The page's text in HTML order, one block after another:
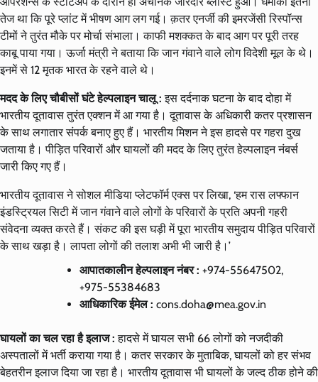
तेज था कि पूरे प्लांट में भीषण आग लग गई। क़तर एनर्जी की इमरजेंसी रिस्पॉन्स
टीमों ने तुरंत मौके पर मोर्चा संभाला। काफी मशक्कत के बाद आग पर पूरी तरह
काबू पाया गया। ऊर्जा मंत्री ने बताया कि जान गंवाने वाले लोग विदेशी मूल के थे।
इनमें से 12 मृतक भारत के रहने वाले थे।
मदद के लिए चौबीसों घंटे हेल्पलाइन चालू : इस दर्दनाक घटना के बाद दोहा में
भारतीय दूतावास तुरंत एक्शन में आ गया है। दूतावास के अधिकारी कतर प्रशासन
के साथ लगातार संपर्क बनाए हुए हैं। भारतीय मिशन ने इस हादसे पर गहरा दुख
जताया है। पीड़ित परिवारों और घायलों की मदद के लिए तुरंत हेल्पलाइन नंबर्स
जारी किए गए हैं।
भारतीय दूतावास ने सोशल मीडिया प्लेटफॉर्म एक्स पर लिखा, ‘हम रास लफ्फान
इंडस्ट्रियल सिटी में जान गंवाने वाले लोगों के परिवारों के प्रति अपनी गहरी
संवेदना व्यक्त करते हैं। संकट की इस घड़ी में पूरा भारतीय समुदाय पीड़ित परिवारों
के साथ खड़ा है। लापता लोगों की तलाश अभी भी जारी है।’
आपातकालीन हेल्पलाइन नंबर : +974-55647502,
+975-55384683
आधिकारिक ईमेल : cons.doha@mea.gov.in
घायलों का चल रहा है इलाज : हादसे में घायल सभी 66 लोगों को नजदीकी
अस्पतालों में भर्ती कराया गया है। कतर सरकार के मुताबिक, घायलों को हर संभव
बेहतरीन इलाज दिया जा रहा है। भारतीय दूतावास भी घायलों के जल्द ठीक होने की